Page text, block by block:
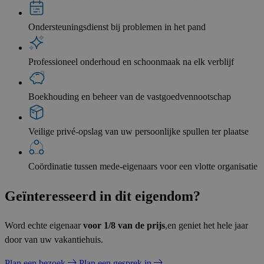
Ondersteuningsdienst bij problemen in het pand
Professioneel onderhoud en schoonmaak na elk verblijf
Boekhouding en beheer van de vastgoedvennootschap
Veilige privé-opslag van uw persoonlijke spullen ter plaatse
Coördinatie tussen mede-eigenaars voor een vlotte organisatie
Geïnteresseerd in dit eigendom?
Word echte eigenaarvoor 1/8 van de prijs,en geniet het hele jaar
door van uw vakantiehuis.